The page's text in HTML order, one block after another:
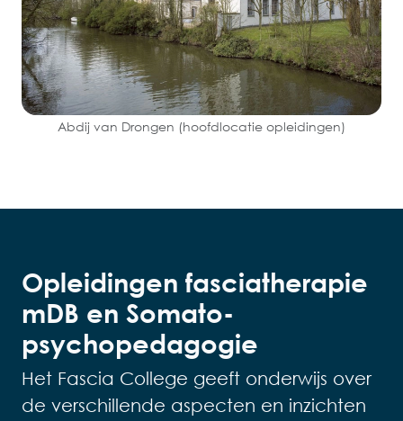
Abdij van Drongen (hoofdlocatie opleidingen)
Opleidingen fasciatherapie
mDB en Somato-
psychopedagogie
Het Fascia College geeft onderwijs over
de verschillende aspecten en inzichten